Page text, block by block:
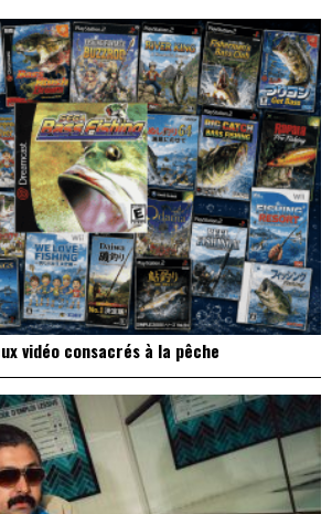
vidéo consacrés à la pêche